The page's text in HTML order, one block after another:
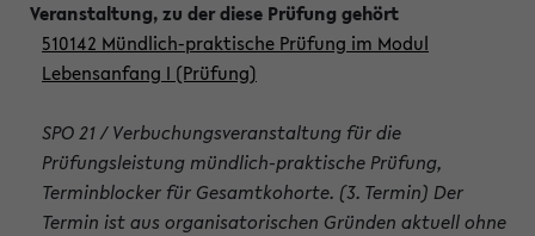
510142 Mündlich-praktische Prüfung im Modul
Lebensanfang I (Prüfung)
SPO 21 / Verbuchungsveranstaltung für die
Prüfungsleistung mündlich-praktische Prüfung,
Terminblocker für Gesamtkohorte. (3. Termin) Der
Termin ist aus organisatorischen Gründen aktuell ohne